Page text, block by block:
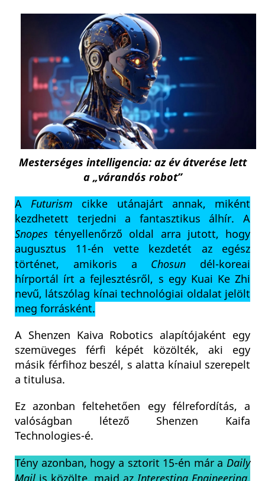
Mesterséges intelligencia: az év átverése lett
a „várandós robot”
AFuturism cikke utánajárt annak, miként
kezdhetett terjedni a fantasztikus álhír. A
Snopes tényellenőrző oldal arra jutott, hogy
augusztus 11-én vette kezdetét az egész
történet, amikoris a Chosun dél-koreai
hírportál írt a fejlesztésről, s egy Kuai Ke Zhi
nevű, látszólag kínai technológiai oldalat jelölt
meg forrásként.
A Shenzen Kaiva Robotics alapítójaként egy
szemüveges férfi képét közölték, aki egy
másik férfihoz beszél, s alatta kínaiul szerepelt
a titulusa.
Ez azonban feltehetően egy félrefordítás, a
valóságban létező Shenzen Kaifa
Technologies-é.
Tény azonban, hogy a sztorit 15-én már a Daily